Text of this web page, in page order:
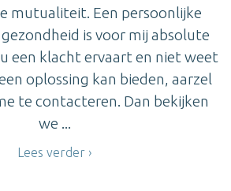
mutualiteit. Een persoonlijke
is voor mij absolute
een klacht ervaart en niet weet
oplossing kan bieden, aarzel
te contacteren. Dan bekijken
we ...
Lees verder